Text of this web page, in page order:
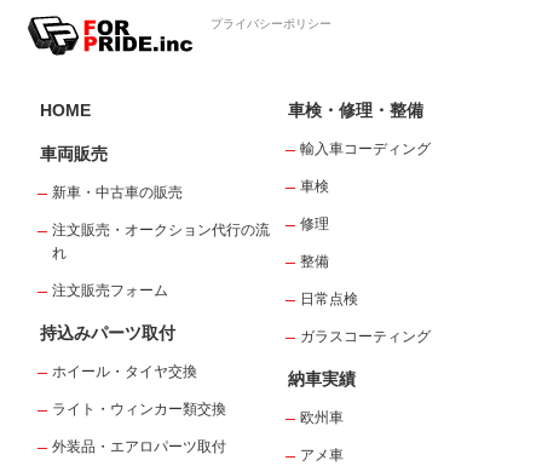
プライバシーポリシー
HOME
車両販売
新車・中古車の販売
注文販売・オークション代行の流
れ
注文販売フォーム
持込みパーツ取付
ホイール・タイヤ交換
ライト・ウィンカー類交換
外装品・エアロパーツ取付
車検・修理・整備
輸入車コーディング
車検
修理
整備
日常点検
ガラスコーティング
納車実績
欧州車
アメ車